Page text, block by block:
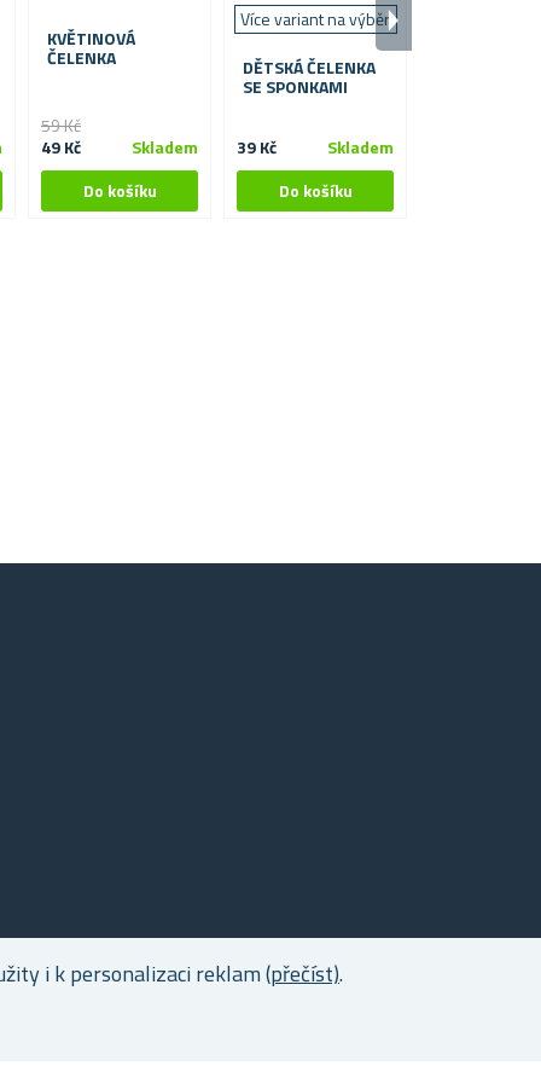
i k personalizaci reklam(přečíst).
KVĚTINOVÁ
ČELENKA
59 Kč
49 Kč
Skladem
Více variant na výběr
DĚTSKÁ ČELENKA
SE SPONKAMI
39 Kč Skladem